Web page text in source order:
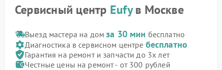
Сервисный центр Eufyв Москве
Выезд мастера на домза 30 мин бесплатно
Диагностика в сервисном центре бесплатно
Гарантия на ремонт и запчасти до 3х лет
Честные цены на ремонт - от 300 рублей